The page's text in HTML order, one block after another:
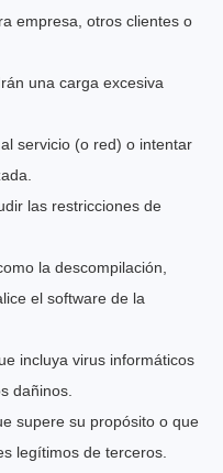
empresa, otros clientes o
una carga excesiva
servicio (o red) o intentar
las restricciones de
la descompilación,
el software de la
incluya virus informáticos
dañinos.
supere su propósito o que
legítimos de terceros.